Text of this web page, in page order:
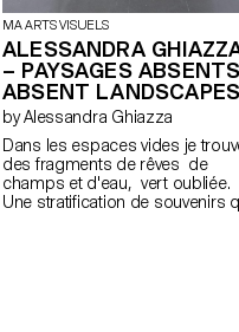
MA ARTS VISUELS
ALESSANDRA
– PAYSAGES
ABSENT
by Alessandra Ghiazza
Dans les espaces vides je
des fragments de rêves de
champs et d'eau, vert oubliée.
Une stratification de souvenirs